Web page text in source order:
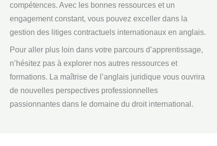
compétences. Avec les bonnes ressources et un
engagement constant, vous pouvez exceller dans la
gestion des litiges contractuels internationaux en anglais.
Pour aller plus loin dans votre parcours d’apprentissage,
n’hésitez pas à explorer nos autres ressources et
formations. La maîtrise de l’anglais juridique vous ouvrira
de nouvelles perspectives professionnelles
passionnantes dans le domaine du droit international.